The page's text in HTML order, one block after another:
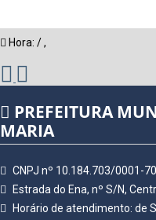
Hora: /,
PREFEITURA
MARIA
CNPJ nº 10.184.703/0001-70
Estrada do Ena, nº S/N,
Horário de atendimento: de